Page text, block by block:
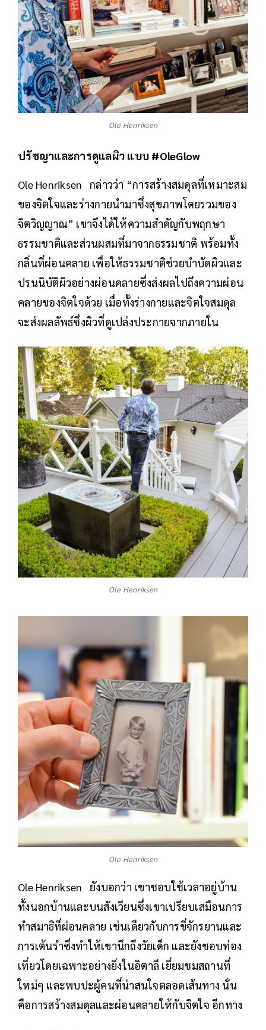
Ole Henriksen
ปรัชญาและการดูแลผิว แบบ #OleGlow
Ole Henriksen กล่าวว่า “การสร้างสมดุลที่เหมาะสม
ของจิตใจและร่างกายนำมาซึ่งสุขภาพโดยรวมของ
จิตวิญญาณ” เขาจึงได้ให้ความสำคัญกับพฤกษา
ธรรมชาติและส่วนผสมที่มาจากธรรมชาติ พร้อมทั้ง
กลิ่นที่ผ่อนคลาย เพื่อให้ธรรมชาติช่วยบำบัดผิวและ
ปรนนิบัติผิวอย่างผ่อนคลายซึ่งส่งผลไปถึงความผ่อน
คลายของจิตใจด้วย เมื่อทั้งร่างกายและจิตใจสมดุล
จะส่งผลลัพธ์ซึ่งผิวที่ดูเปล่งประกายจากภายใน
Ole Henriksen
Ole Henriksen
Ole Henriksen ยังบอกว่า เขาชอบใช้เวลาอยู่บ้าน
ทั้งนอกบ้านและบนสังเวียนซึ่งเขาเปรียบเสมือนการ
ทำสมาธิที่ผ่อนคลาย เช่นเดียวกับการขี่จักรยานและ
การเต้นรำซึ่งทำให้เขานึกถึงวัยเด็ก และยังชอบท่อง
เที่ยวโดยเฉพาะอย่างยิ่งในอิตาลี เยี่ยมชมสถานที่
ใหม่ๆ และพบปะผู้คนที่น่าสนใจตลอดเส้นทาง นั่น
คือการสร้างสมดุลและผ่อนคลายให้กับจิตใจ อีกทาง